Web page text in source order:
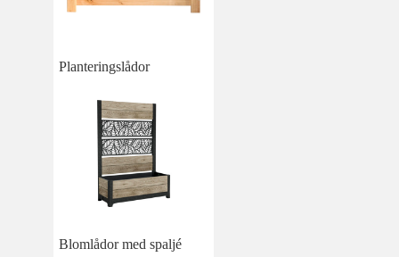
Planteringslådor
Blomlådor med spaljé